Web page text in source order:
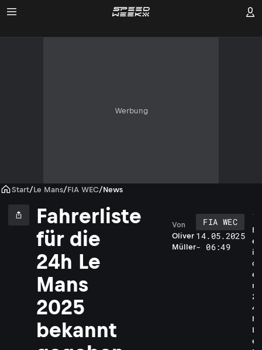
Werbung
Start/Le Mans/FIA WEC/News
Fahrerliste
für die
24h Le
Mans
2025
bekannt
Oliver
Müller
Von
FIA WEC
14.05.2025
- 06:49
B
e
i
d
e
n
2
4
h
L
e